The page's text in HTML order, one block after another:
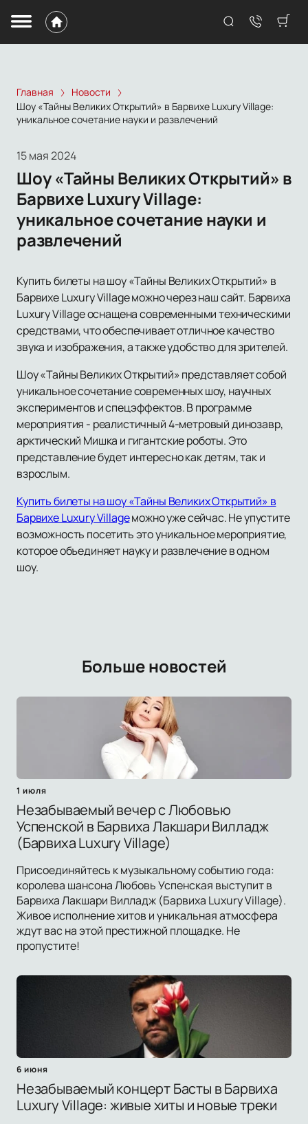
Главная
Новости
Шоу «Тайны Великих Открытий» в Барвихе Luxury Village:
уникальное сочетание науки и развлечений
15 мая 2024
Шоу «Тайны Великих Открытий» в
Барвихе Luxury Village:
уникальное сочетание науки и
развлечений
Купить билеты на шоу «Тайны Великих Открытий» в
Барвихе Luxury Village можно через наш сайт. Барвиха
Luxury Village оснащена современными техническими
средствами, что обеспечивает отличное качество
звука и изображения, а также удобство для зрителей.
Шоу «Тайны Великих Открытий» представляет собой
уникальное сочетание современных шоу, научных
экспериментов и спецэффектов. В программе
мероприятия - реалистичный 4-метровый динозавр,
арктический Мишка и гигантские роботы. Это
представление будет интересно как детям, так и
взрослым.
Купить билеты на шоу «Тайны Великих Открытий» в
Барвихе Luxury Villageможно уже сейчас. Не упустите
возможность посетить это уникальное мероприятие,
которое объединяет науку и развлечение в одном
шоу.
Больше новостей
1 июля
Незабываемый вечер с Любовью
Успенской в Барвиха Лакшари Вилладж
(Барвиха Luxury Village)
Присоединяйтесь к музыкальному событию года:
королева шансона Любовь Успенская выступит в
Барвиха Лакшари Вилладж (Барвиха Luxury Village).
Живое исполнение хитов и уникальная атмосфера
ждут вас на этой престижной площадке. Не
пропустите!
6 июня
Незабываемый концерт Басты в Барвиха
Luxury Village: живые хиты и новые треки